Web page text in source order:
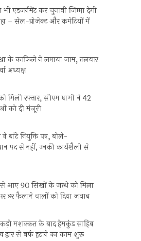
भी एडजर्नमेंट कर चुनावी जिम्मा देगी
– सेल-प्रोजेक्ट और कमेटियों में
के काफिले ने लगाया जाम, तलवार
अध्यक्ष
मिली रफ्तार, सीएम धामी ने 42
को दी मंजूरी
बांटे नियुक्ति पत्र, बोले-
पद से नहीं, उनकी कार्यशैली से
से आए 90 सिखों के जत्थे को मिला
डर फैलाने वालों को दिया जवाब
कड़ी मशक्कत के बाद हेमकुंड साहिब
से बर्फ हटाने का काम शुरू